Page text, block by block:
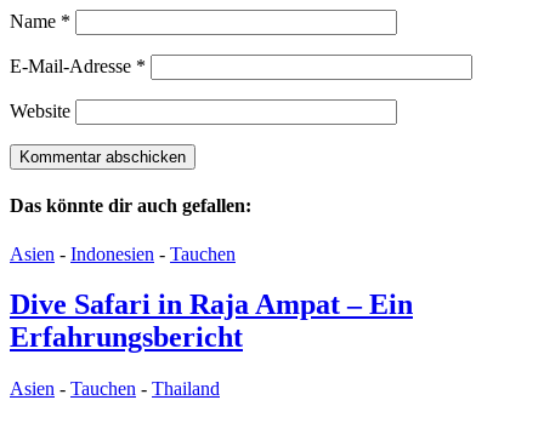
Name *
E-Mail-Adresse *
Website
Das könnte dir auch gefallen:
Asien - Indonesien - Tauchen
Dive Safari in Raja Ampat – Ein
Erfahrungsbericht
Asien - Tauchen - Thailand